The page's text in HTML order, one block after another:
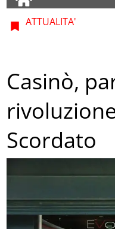
ATTUALITA'
Casinò,
Scordato